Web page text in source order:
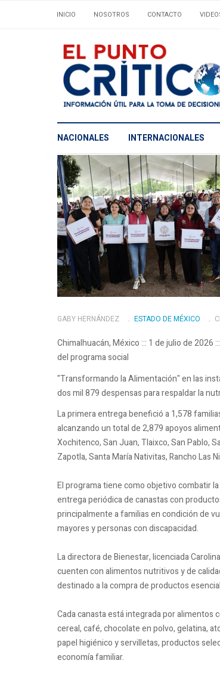
INICIO NOSOTROS CONTACTO
NACIONALES INTERNACIONALES
GABY HERNÁNDEZ ESTADO DE MÉXICO
Chimalhuacán, México ::: 1 de julio de
del programa social
"Transformando la Alimentación" en las
dos mil 879 despensas para respaldar la
La primera entrega benefició a 1,578
alcanzando un total de 2,879 apoyos
Xochitenco, San Juan, Tlaixco, San Pablo,
Zapotla, Santa María Nativitas, Rancho Las
El programa tiene como objetivo combatir
entrega periódica de canastas con
principalmente a familias en condición de
mayores y personas con discapacidad.
La directora de Bienestar, licenciada
cuenten con alimentos nutritivos y de
destinado a la compra de productos
Cada canasta está integrada por alimentos
cereal, café, chocolate en polvo, gelatina,
papel higiénico y servilletas, productos
economía familiar.